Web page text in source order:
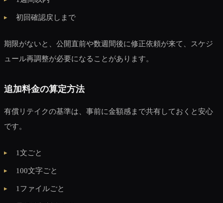
初回確認戻しまで
期限がないと、公開直前や数週間後に修正依頼が来て、スケジ
ュール再調整が必要になることがあります。
追加料金の算定方法
有償リテイクの基準は、事前に金額感まで共有しておくと安心
です。
1文ごと
100文字ごと
1ファイルごと